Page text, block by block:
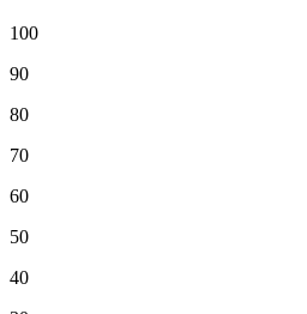
100
90
80
70
60
50
40